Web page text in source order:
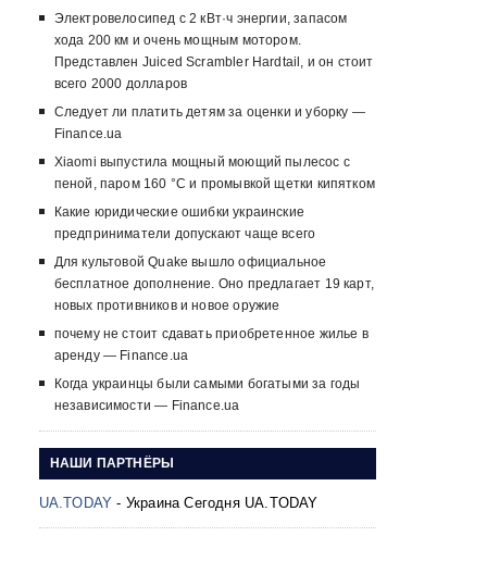
Электровелосипед с 2 кВт·ч энергии, запасом
хода 200 км и очень мощным мотором.
Представлен Juiced Scrambler Hardtail, и он стоит
всего 2000 долларов
Следует ли платить детям за оценки и уборку —
Finance.ua
Xiaomi выпустила мощный моющий пылесос с
пеной, паром 160 °C и промывкой щетки кипятком
Какие юридические ошибки украинские
предприниматели допускают чаще всего
Для культовой Quake вышло официальное
бесплатное дополнение. Оно предлагает 19 карт,
новых противников и новое оружие
почему не стоит сдавать приобретенное жилье в
аренду — Finance.ua
Когда украинцы были самыми богатыми за годы
независимости — Finance.ua
НАШИ ПАРТНЁРЫ
UA.TODAY - Украина Сегодня UA.TODAY